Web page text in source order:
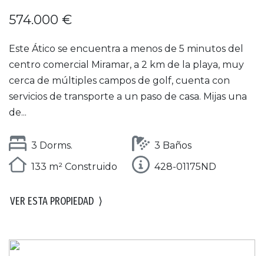
574.000 €
Este Ático se encuentra a menos de 5 minutos del
centro comercial Miramar, a 2 km de la playa, muy
cerca de múltiples campos de golf, cuenta con
servicios de transporte a un paso de casa. Mijas una
de...
3 Dorms.
3 Baños
133 m² Construido
428-01175ND
VER ESTA PROPIEDAD ⟩